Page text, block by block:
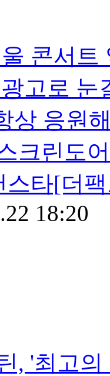
울 콘서
고로 눈
상 응원
크린도
스타[더
18:20
, '최고